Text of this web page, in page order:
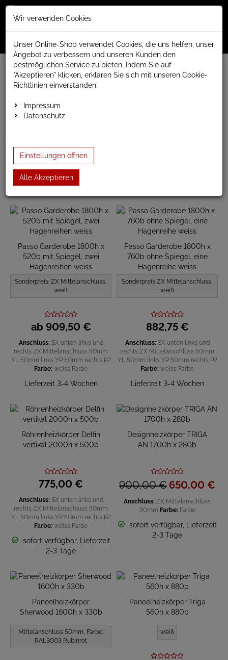
Menü
www.anapont.eu
Sonderangebote
Paneel- und Röhrenheizkörper
Paneel- und Röhrenheizkörper
Passo Garderobe 1800h x
520b mit Spiegel, zwei
Hagenreihen weiss
Sonderpreis: ZX Mittelanschluss,
weiß
ab 909,50 €
Anschluss: SX unten links und
rechts ZX Mittelanschluss 50mm
YL 50mm links YP 50mm rechts P2
Farbe: weiss Farbe
Lieferzeit 3-4 Wochen
Passo Garderobe 1800h x
760b ohne Spiegel, eine
Hagenreihe weiss
Sonderpreis ZX Mittelanschluss,
weiß
882,75 €
Anschluss: SX unten links und
rechts ZX Mittelanschluss 50mm
YL 50mm links YP 50mm rechts P2
Farbe: weiss Farbe
Lieferzeit 3-4 Wochen
Röhrenheizkörper Delfin
vertikal 2000h x 500b
775,00 €
Anschluss: SX unten links und
rechts ZX Mittelanschluss 50mm
YL 50mm links YP 50mm rechts P2
Farbe: weiss Farbe
sofort verfügbar, Lieferzeit
2-3 Tage
Designheizkörper TRIGA
AN 1700h x 280b
900,00 € 650,00 €
Anschluss: ZX Mittelanschluss
50mm Farbe: Farbe
sofort verfügbar, Lieferzeit
2-3 Tage
Paneelheizkörper
Sherwood 1600h x 330b
Mittelanschluss 50mm, Farbe:
RAL3003 Rubinrot
Paneelheizkörper Triga
560h x 880b
weiß
Wir verwenden Cookies
Unser Online-Shop verwendet Cookies, die uns helfen, unser
Angebot zu verbessern und unseren Kunden den
bestmöglichen Service zu bieten. Indem Sie auf
"Akzeptieren" klicken, erklären Sie sich mit unseren Cookie-
Richtlinien einverstanden.
Impressum
Datenschutz
Einstellungen öffnen
Alle Akzeptieren